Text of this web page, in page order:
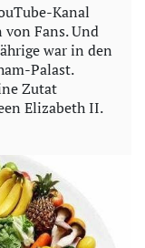
Kanal
Fans. Und
war in den
Palast.
Zutat
Elizabeth II.